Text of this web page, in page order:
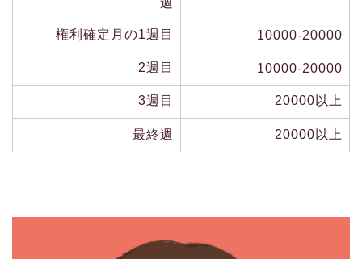
週
権利確定月の1週目 10000-20000
2週目 10000-20000
3週目 20000以上
最終週 20000以上